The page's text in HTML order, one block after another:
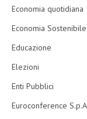
Economia quotidiana
Economia Sostenibile
Educazione
Elezioni
Enti Pubblici
Euroconference